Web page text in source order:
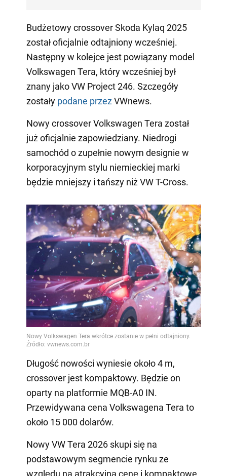
Budżetowy crossover Skoda Kylaq 2025
został oficjalnie odtajniony wcześniej.
Następny w kolejce jest powiązany model
Volkswagen Tera, który wcześniej był
znany jako VW Project 246. Szczegóły
zostały podane przezVWnews.
Nowy crossover Volkswagen Tera został
już oficjalnie zapowiedziany. Niedrogi
samochód o zupełnie nowym designie w
korporacyjnym stylu niemieckiej marki
będzie mniejszy i tańszy niż VW T-Cross.
Długość nowości wyniesie około 4 m,
crossover jest kompaktowy. Będzie on
oparty na platformie MQB-A0 IN.
Przewidywana cena Volkswagena Tera to
około 15 000 dolarów.
Nowy VW Tera 2026 skupi się na
podstawowym segmencie rynku ze